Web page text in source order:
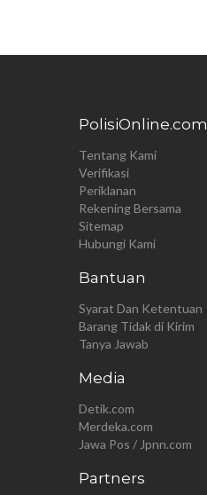
PolisiOnline.com
Tentang Kami
Verifikasi
Periklanan
Rekening Bersama
Sitemap
Hubungi Kami
Bantuan
Syarat Dan Ketentuan
Barang Tidak di Kirim
Tanya Jawab
Media
Detik.com
Merdeka.com
Jawa Pos / Jpnn.com
Partners